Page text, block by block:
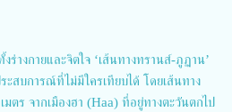
ร่างกายและจิตใจ ‘เส้นทางทรานส์-ภูฏาน’
สบการณ์ที่ไม่มีใครเทียบได้ โดยเส้นทาง
มตร จากเมืองฮา (Haa) ที่อยู่ทางตะวันตกไป